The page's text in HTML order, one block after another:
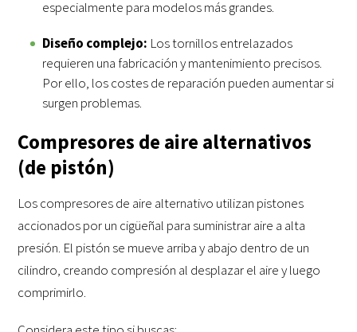
especialmente para modelos más grandes.
Diseño complejo: Los tornillos entrelazados
requieren una fabricación y mantenimiento precisos.
Por ello, los costes de reparación pueden aumentar si
surgen problemas.
Compresores de aire alternativos
(de pistón)
Los compresores de aire alternativo utilizan pistones
accionados por un cigüeñal para suministrar aire a alta
presión. El pistón se mueve arriba y abajo dentro de un
cilindro, creando compresión al desplazar el aire y luego
comprimirlo.